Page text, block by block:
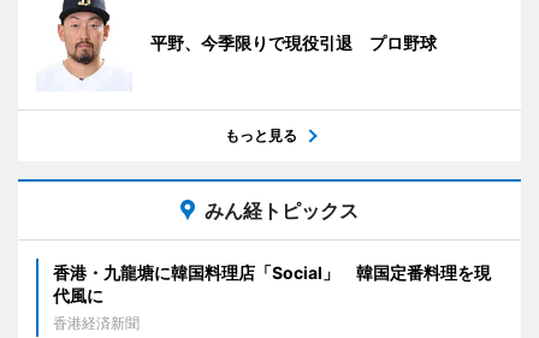
平野、今季限りで現役引退 プロ野球
もっと見る
みん経トピックス
香港・九龍塘に韓国料理店「Social」 韓国定番料理を現
代風に
香港経済新聞